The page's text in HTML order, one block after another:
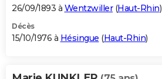
26/09/1893 à Wentzwiller(Haut-Rhin)
Décès
15/10/1976 à Hésingue (Haut-Rhin)